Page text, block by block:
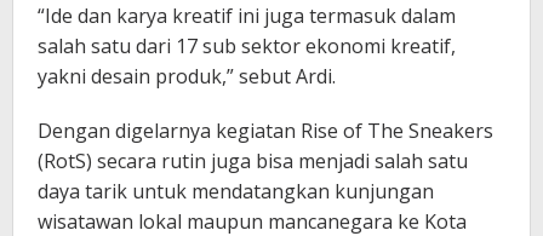
“Ide dan karya kreatif ini juga termasuk dalam
salah satu dari 17 sub sektor ekonomi kreatif,
yakni desain produk,” sebut Ardi.
Dengan digelarnya kegiatan Rise of The Sneakers
(RotS) secara rutin juga bisa menjadi salah satu
daya tarik untuk mendatangkan kunjungan
wisatawan lokal maupun mancanegara ke Kota